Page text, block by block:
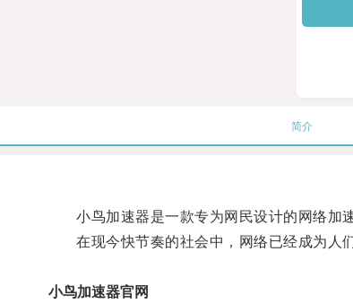
简介
小鸟加速器是一款专为网民设计的网络加速
在现今快节奏的社会中，网络已经成为人们
小鸟加速器官网